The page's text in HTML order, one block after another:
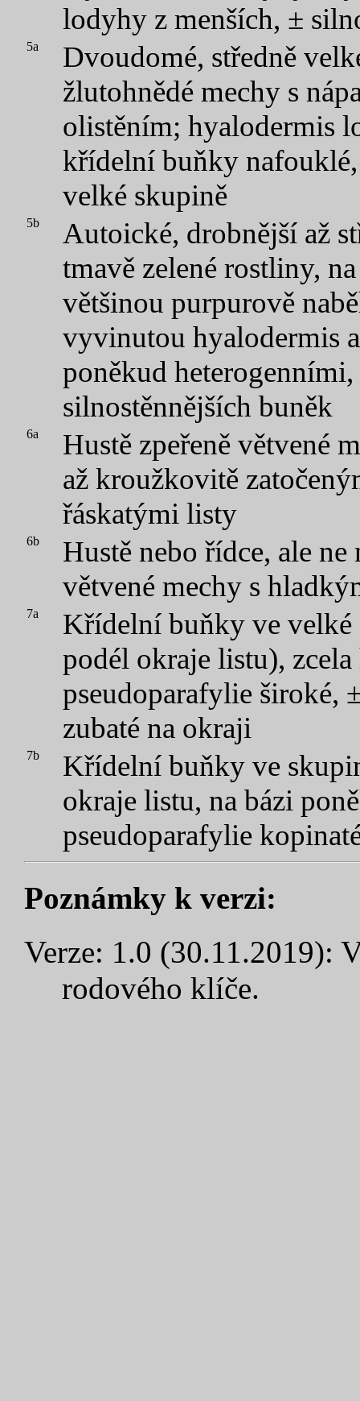
lodyhy z menších, ±
5a
Dvoudomé, středně
žlutohnědé mechy s
olistěním; hyalodermis
křídelní buňky
velké skupině
5b
Autoické, drobnější až
tmavě zelené rostliny,
většinou purpurově
vyvinutou hyalodermis
poněkud
silnostěnnějších buněk
6a
Hustě zpeřeně větvené
až kroužkovitě
řáskatými listy
6b
Hustě nebo řídce, ale ne
větvené mechy s
7a
Křídelní buňky ve velké
podél okraje listu),
pseudoparafylie široké,
zubaté na okraji
7b
Křídelní buňky ve
okraje listu, na bázi
pseudoparafylie
Poznámky k verzi:
Verze: 1.0 (30.11.2019):
rodového klíče.